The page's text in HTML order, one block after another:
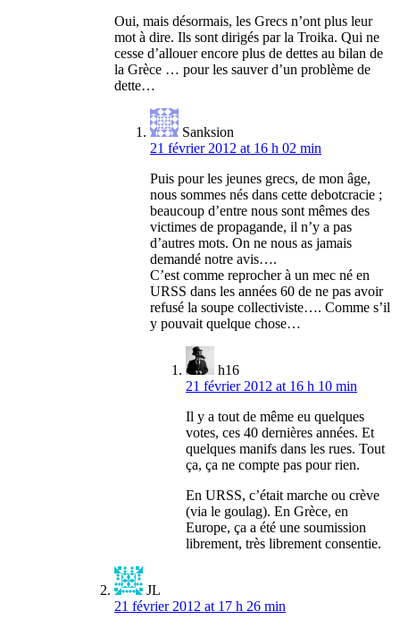
Oui, mais désormais, les Grecs n’ont plus leur
mot à dire. Ils sont dirigés par la Troika. Qui ne
cesse d’allouer encore plus de dettes au bilan de
la Grèce … pour les sauver d’un problème de
dette…
Sanksion
21 février 2012 at 16 h 02 min
Puis pour les jeunes grecs, de mon âge,
nous sommes nés dans cette debotcracie ;
beaucoup d’entre nous sont mêmes des
victimes de propagande, il n’y a pas
d’autres mots. On ne nous as jamais
demandé notre avis….
C’est comme reprocher à un mec né en
URSS dans les années 60 de ne pas avoir
refusé la soupe collectiviste…. Comme s’il
y pouvait quelque chose…
h16
21 février 2012 at 16 h 10 min
Il y a tout de même eu quelques
votes, ces 40 dernières années. Et
quelques manifs dans les rues. Tout
ça, ça ne compte pas pour rien.
En URSS, c’était marche ou crève
(via le goulag). En Grèce, en
Europe, ça a été une soumission
librement, très librement consentie.
JL
21 février 2012 at 17 h 26 min